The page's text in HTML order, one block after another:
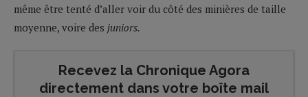
même être tenté d’aller voir du côté des minières de taille
moyenne, voire des juniors.
Recevez la Chronique Agora
directement dans votre boîte mail